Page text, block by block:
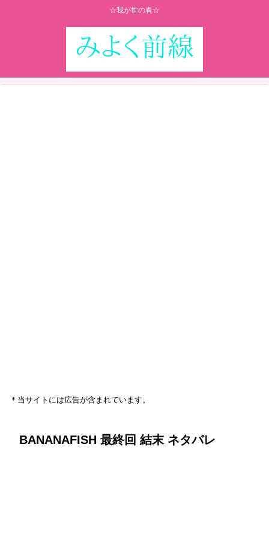
☆我が世の春☆
＊当サイトには広告が含まれています。
BANANAFISH 最終回 結末 ネタバレ